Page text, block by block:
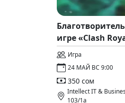
игре «Clash
Игра
24 МАЙ ВС 9:00
350 сом
Intellect IT &
103/1а